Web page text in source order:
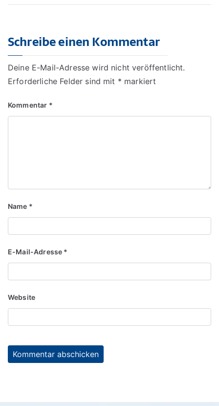
Schreibe einen Kommentar
Deine E-Mail-Adresse wird nicht veröffentlicht.
Erforderliche Felder sind mit * markiert
Kommentar *
Name *
E-Mail-Adresse *
Website